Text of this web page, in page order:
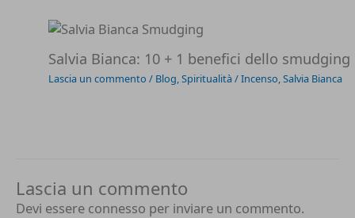
Salvia Bianca: 10 + 1 benefici dello
Lascia un commento / Blog,Spiritualità /Incenso,Salvia Bianca
Lascia un commento
Devi essere connesso per inviare un commento.